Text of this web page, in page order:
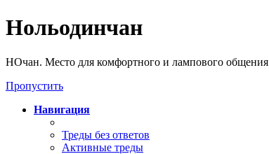
Нольодинчан
НОчан. Место для комфортного и лампового общения
Пропустить
Навигация
Треды без ответов
Активные треды